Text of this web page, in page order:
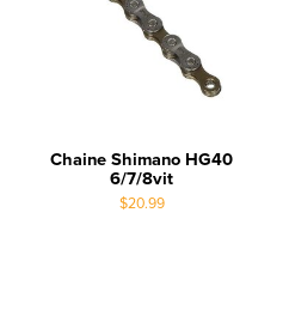
Chaine Shimano HG40
6/7/8vit
$20.99